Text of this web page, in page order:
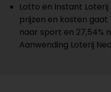
Lotto en Instant
prijzen en kosten
naar sport en 27,54%
Aanwending Loterij